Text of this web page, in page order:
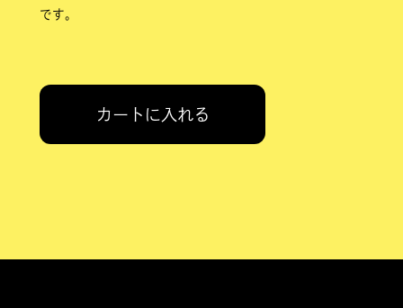
です。
カートに入れる